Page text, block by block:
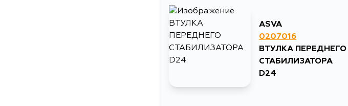
ASVA
0207016
ВТУЛКА ПЕРЕДНЕГО
СТАБИЛИЗАТОРА
D24